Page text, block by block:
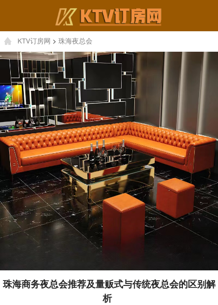
KTV订房网 > 珠海夜总会
珠海商务夜总会推荐及量贩式与传统夜总会的区别解
析